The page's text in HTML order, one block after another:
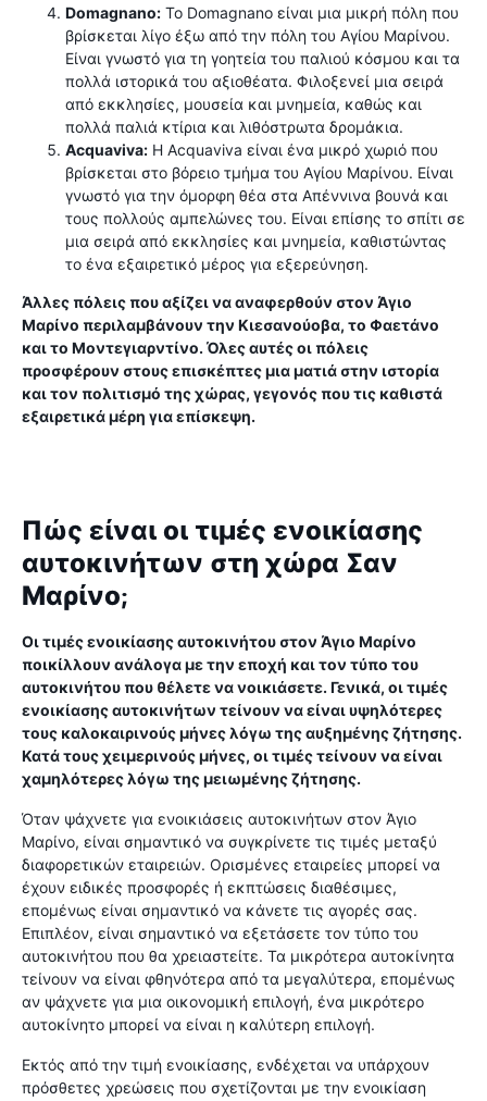
Domagnano: Το Domagnano είναι μια μικρή πόλη που
βρίσκεται λίγο έξω από την πόλη του Αγίου Μαρίνου.
Είναι γνωστό για τη γοητεία του παλιού κόσμου και τα
πολλά ιστορικά του αξιοθέατα. Φιλοξενεί μια σειρά
από εκκλησίες, μουσεία και μνημεία, καθώς και
πολλά παλιά κτίρια και λιθόστρωτα δρομάκια.
Acquaviva: Η Acquaviva είναι ένα μικρό χωριό που
βρίσκεται στο βόρειο τμήμα του Αγίου Μαρίνου. Είναι
γνωστό για την όμορφη θέα στα Απέννινα βουνά και
τους πολλούς αμπελώνες του. Είναι επίσης το σπίτι σε
μια σειρά από εκκλησίες και μνημεία, καθιστώντας
το ένα εξαιρετικό μέρος για εξερεύνηση.
Άλλες πόλεις που αξίζει να αναφερθούν στον Άγιο
Μαρίνο περιλαμβάνουν την Κιεσανούοβα, το Φαετάνο
και το Μοντεγιαρντίνο. Όλες αυτές οι πόλεις
προσφέρουν στους επισκέπτες μια ματιά στην ιστορία
και τον πολιτισμό της χώρας, γεγονός που τις καθιστά
εξαιρετικά μέρη για επίσκεψη.
Πώς είναι οι τιμές ενοικίασης
αυτοκινήτων στη χώρα Σαν
Μαρίνο;
Οι τιμές ενοικίασης αυτοκινήτου στον Άγιο Μαρίνο
ποικίλλουν ανάλογα με την εποχή και τον τύπο του
αυτοκινήτου που θέλετε να νοικιάσετε. Γενικά, οι τιμές
ενοικίασης αυτοκινήτων τείνουν να είναι υψηλότερες
τους καλοκαιρινούς μήνες λόγω της αυξημένης ζήτησης.
Κατά τους χειμερινούς μήνες, οι τιμές τείνουν να είναι
χαμηλότερες λόγω της μειωμένης ζήτησης.
Όταν ψάχνετε για ενοικιάσεις αυτοκινήτων στον Άγιο
Μαρίνο, είναι σημαντικό να συγκρίνετε τις τιμές μεταξύ
διαφορετικών εταιρειών. Ορισμένες εταιρείες μπορεί να
έχουν ειδικές προσφορές ή εκπτώσεις διαθέσιμες,
επομένως είναι σημαντικό να κάνετε τις αγορές σας.
Επιπλέον, είναι σημαντικό να εξετάσετε τον τύπο του
αυτοκινήτου που θα χρειαστείτε. Τα μικρότερα αυτοκίνητα
τείνουν να είναι φθηνότερα από τα μεγαλύτερα, επομένως
αν ψάχνετε για μια οικονομική επιλογή, ένα μικρότερο
αυτοκίνητο μπορεί να είναι η καλύτερη επιλογή.
Εκτός από την τιμή ενοικίασης, ενδέχεται να υπάρχουν
πρόσθετες χρεώσεις που σχετίζονται με την ενοικίαση